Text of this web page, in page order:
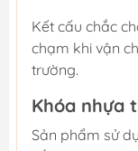
Kết cấu chắc
chạm khi vận
trường.
Khóa nhựa
Sản phẩm sử